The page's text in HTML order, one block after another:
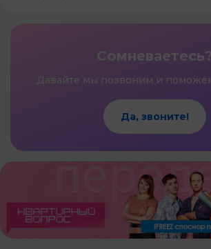
Давайте мы позвоним и
Да, звоните!